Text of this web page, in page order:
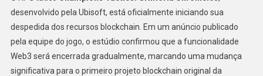
desenvolvido pela Ubisoft, está oficialmente iniciando sua
despedida dos recursos blockchain. Em um anúncio publicado
pela equipe do jogo, o estúdio confirmou que a funcionalidade
Web3 será encerrada gradualmente, marcando uma mudança
significativa para o primeiro projeto blockchain original da